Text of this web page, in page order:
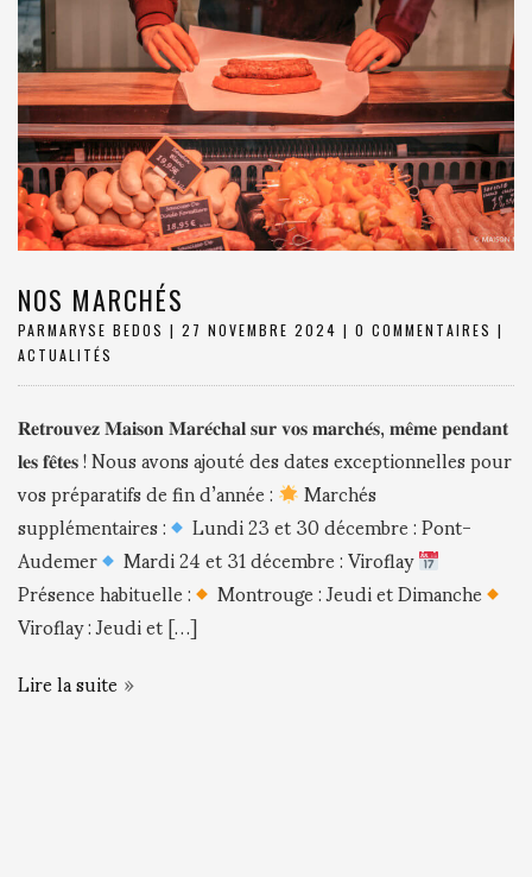
NOS MARCHÉS
PARMARYSE BEDOS | 27 NOVEMBRE 2024 | 0 COMMENTAIRES |
ACTUALITÉS
𝐑𝐞𝐭𝐫𝐨𝐮𝐯𝐞𝐳 𝐌𝐚𝐢𝐬𝐨𝐧 𝐌𝐚𝐫𝐞́𝐜𝐡𝐚𝐥 𝐬𝐮𝐫 𝐯𝐨𝐬 𝐦𝐚𝐫𝐜𝐡𝐞́𝐬, 𝐦𝐞̂𝐦𝐞 𝐩𝐞𝐧𝐝𝐚𝐧𝐭
𝐥𝐞𝐬 𝐟𝐞̂𝐭𝐞𝐬 ! Nous avons ajouté des dates exceptionnelles pour
vos préparatifs de fin d’année : Marchés
supplémentaires : Lundi 23 et 30 décembre : Pont-
Audemer Mardi 24 et 31 décembre : Viroflay
Présence habituelle : Montrouge : Jeudi et Dimanche
Viroflay : Jeudi et […]
Lire la suite